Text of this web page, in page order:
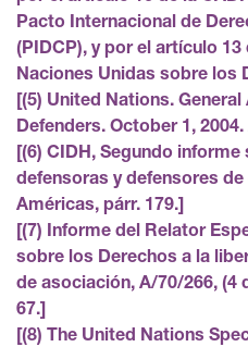
Pacto Internacional de
(PIDCP), y por el artículo
Naciones Unidas sobre los
(5) United Nations.
Defenders. October 1,
(6) CIDH, Segundo
defensoras y defensores
Américas, párr. 179.
(7) Informe del Relator
sobre los Derechos a la
de asociación, A/70/266, (4
67.
(8) The United Nations